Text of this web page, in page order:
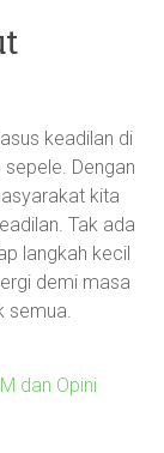
keadilan di
Dengan
kita
Tak ada
langkah kecil
demi masa
semua.
dan Opini